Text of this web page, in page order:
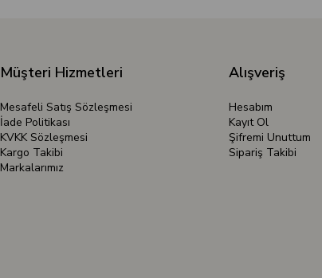
Müşteri Hizmetleri
Mesafeli Satış Sözleşmesi
İade Politikası
KVKK Sözleşmesi
Kargo Takibi
Markalarımız
Alışveriş
Hesabım
Kayıt Ol
Şifremi Unuttum
Sipariş Takibi